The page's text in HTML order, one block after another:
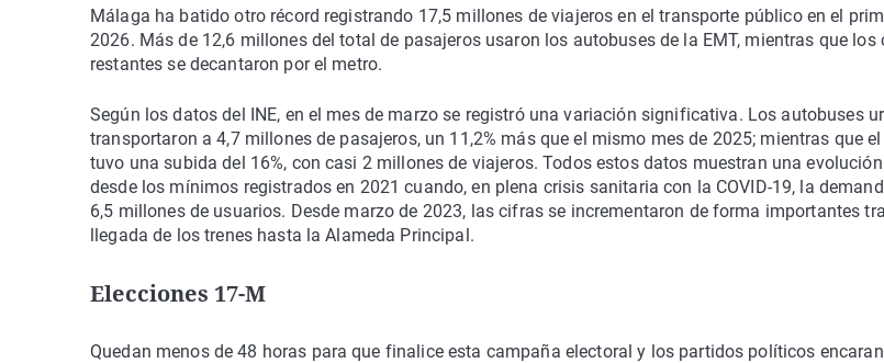
Málaga ha batido otro récord registrando 17,5 millones de viajeros en el transporte público en el
2026. Más de 12,6 millones del total de pasajeros usaron los autobuses de la EMT, mientras que
restantes se decantaron por el metro.
Según los datos del INE, en el mes de marzo se registró una variación significativa. Los autobuses
transportaron a 4,7 millones de pasajeros, un 11,2% más que el mismo mes de 2025; mientras que
tuvo una subida del 16%, con casi 2 millones de viajeros. Todos estos datos muestran una
desde los mínimos registrados en 2021 cuando, en plena crisis sanitaria con la COVID-19, la
6,5 millones de usuarios. Desde marzo de 2023, las cifras se incrementaron de forma importantes
llegada de los trenes hasta la Alameda Principal.
Elecciones 17-M
Quedan menos de 48 horas para que finalice esta campaña electoral y los partidos políticos